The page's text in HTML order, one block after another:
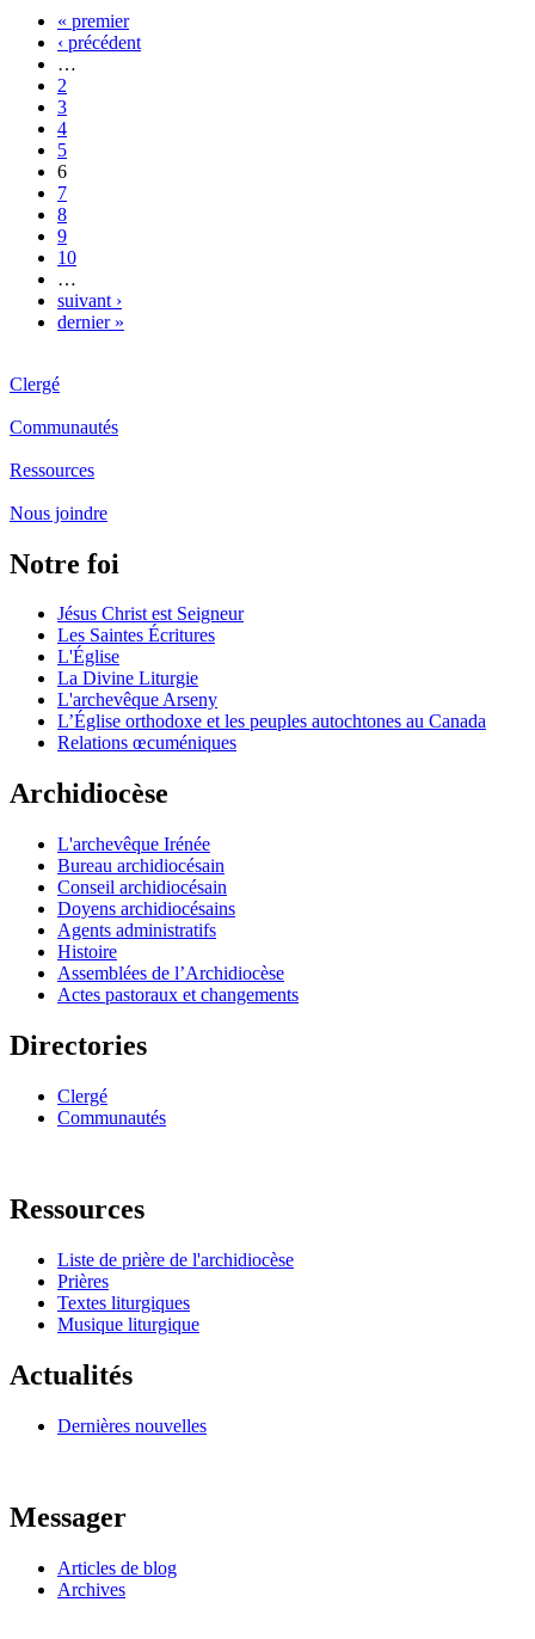
« premier
‹ précédent
…
2
3
4
5
6
7
8
9
10
…
suivant ›
dernier »
Clergé
Communautés
Ressources
Nous joindre
Notre foi
Jésus Christ est Seigneur
Les Saintes Écritures
L'Église
La Divine Liturgie
L'archevêque Arseny
L’Église orthodoxe et les peuples autochtones au Canada
Relations œcuméniques
Archidiocèse
L'archevêque Irénée
Bureau archidiocésain
Conseil archidiocésain
Doyens archidiocésains
Agents administratifs
Histoire
Assemblées de l’Archidiocèse
Actes pastoraux et changements
Directories
Clergé
Communautés
Ressources
Liste de prière de l'archidiocèse
Prières
Textes liturgiques
Musique liturgique
Actualités
Dernières nouvelles
Messager
Articles de blog
Archives